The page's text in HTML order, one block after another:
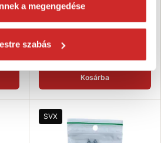
a megengedése
szabás
107
1 188 Ft
Dimenzió: 9x90mm
Kosárba
SVX